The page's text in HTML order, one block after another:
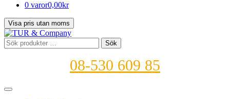
0 varor0,00kr
Sök
efter:
Sök
08-530 609 85